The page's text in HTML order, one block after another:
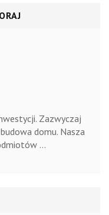
czekają
Zazwyczaj
domu. Nasza
…